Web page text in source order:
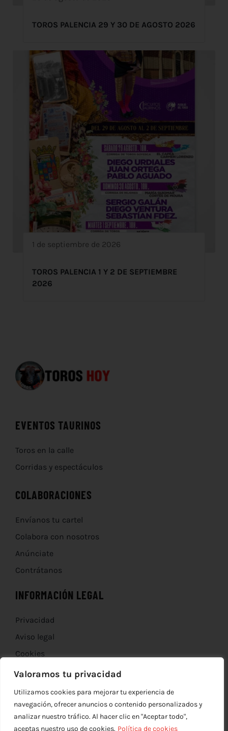
Valoramos tu privacidad
Utilizamos cookies para mejorar tu experiencia de
navegación, ofrecer anuncios o contenido personalizados y
analizar nuestro tráfico. Al hacer clic en "Aceptar todo",
aceptas nuestro uso de cookies. Política de cookies
TOROS PALENCIA 29 Y 30 DE AGOSTO 2026
1 de septiembre de 2026
TOROS PALENCIA 1 Y 2 DE SEPTIEMBRE
2026
EVENTOS TAURINOS
Toros en la calle
Corridas y espectáculos
COLABORACIONES
Envíanos tu cartel
Colabora con nosotros
Anúnciate
Contrátanos
INFORMACIÓN LEGAL
Privacidad
Aviso legal
Cookies
Devoluciones